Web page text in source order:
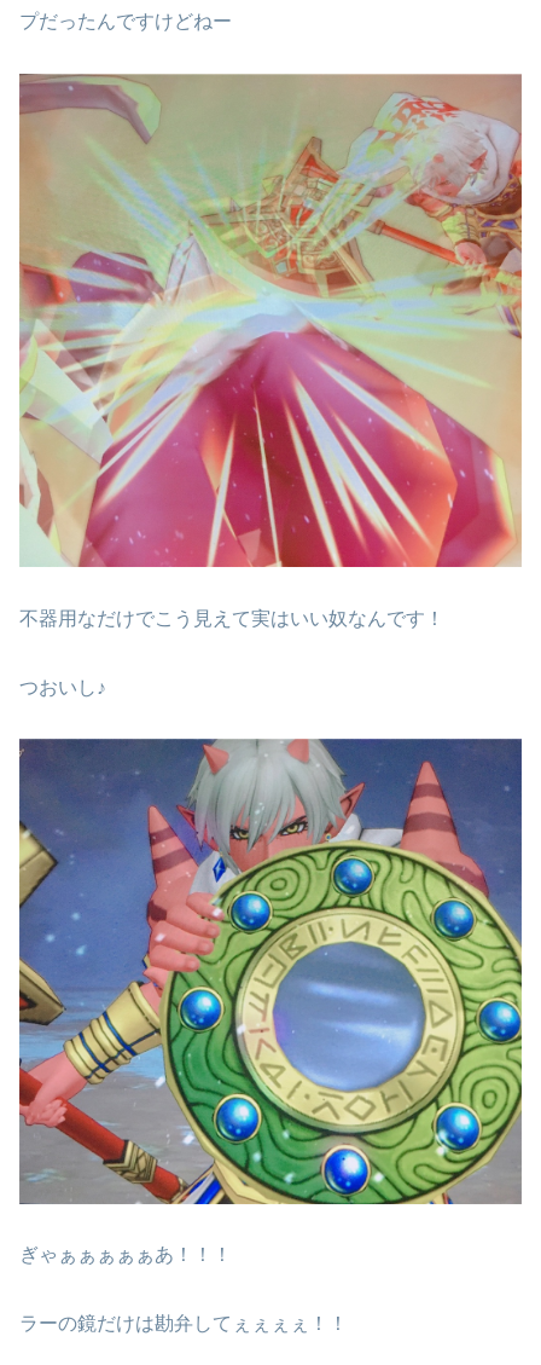
プだったんですけどねー
不器用なだけでこう見えて実はいい奴なんです！
つおいし♪
ぎゃぁぁぁぁぁあ！！！
ラーの鏡だけは勘弁してぇぇぇぇ！！